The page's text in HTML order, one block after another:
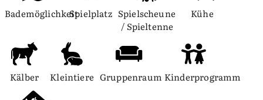
BademöglichkeitSpielplatz Spielscheune
/ Spieltenne
Kühe
Kälber Kleintiere Gruppenraum Kinderprogramm